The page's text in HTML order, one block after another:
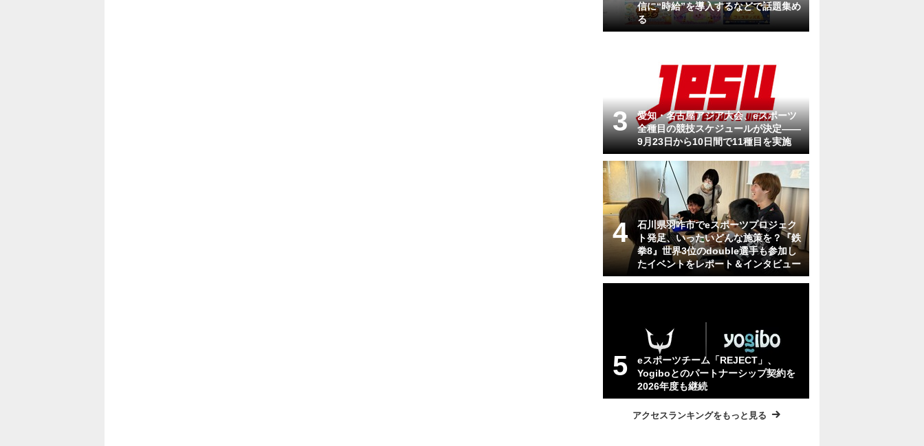
信に“時給”を導入するなどで話題集め
る
愛知・名古屋アジア大会、eスポーツ
全種目の競技スケジュールが決定——
9月23日から10日間で11種目を実施
石川県羽咋市でeスポーツプロジェク
ト発足、いったいどんな施策を？『鉄
拳8』世界3位のdouble選手も参加し
たイベントをレポート＆インタビュー
eスポーツチーム「REJECT」、
Yogiboとのパートナーシップ契約を
2026年度も継続
アクセスランキングをもっと見る